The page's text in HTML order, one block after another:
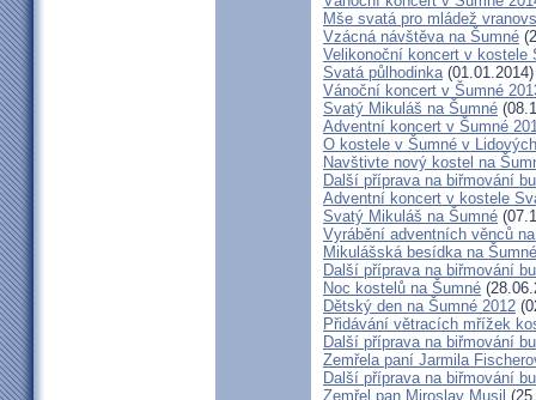
Mše svatá pro mládež
Vzácná návštěva na Šumné
Velikonoční koncert v kostele
Svatá půlhodinka(01.01.2014)
Vánoční koncert v Šumné
Svatý Mikuláš na Šumné
Adventní koncert v Šumné
O kostele v Šumné v
Navštivte nový kostel na
Další příprava na biřmování
Adventní koncert v kostele
Svatý Mikuláš na Šumné
Vyrábění adventních věnců
Mikulášská besídka na
Další příprava na biřmování
Noc kostelů na Šumné
Dětský den na Šumné 2012
Přidávání větracích mřížek
Další příprava na biřmování
Zemřela paní Jarmila
Další příprava na biřmování
Zemřel pan Miroslav Musil